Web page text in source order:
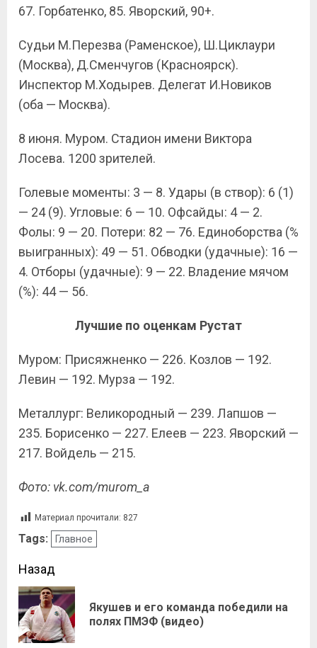
67. Горбатенко, 85. Яворский, 90+.
Судьи М.Перезва (Раменское), Ш.Циклаури
(Москва), Д.Сменчугов (Красноярск).
Инспектор М.Ходырев. Делегат И.Новиков
(оба — Москва).
8 июня. Муром. Стадион имени Виктора
Лосева. 1200 зрителей.
Голевые моменты: 3 — 8. Удары (в створ): 6 (1)
— 24 (9). Угловые: 6 — 10. Офсайды: 4 — 2.
Фолы: 9 — 20. Потери: 82 — 76. Единоборства (%
выигранных): 49 — 51. Обводки (удачные): 16 —
4. Отборы (удачные): 9 — 22. Владение мячом
(%): 44 — 56.
Лучшие по оценкам Рустат
Муром: Присяжненко — 226. Козлов — 192.
Левин — 192. Мурза — 192.
Металлург: Великородный — 239. Лапшов —
235. Борисенко — 227. Елеев — 223. Яворский —
217. Войдель — 215.
Фото: vk.com/murom_a
Материал прочитали: 827
Tags: Главное
Назад
Якушев и его команда победили на
полях ПМЭФ (видео)